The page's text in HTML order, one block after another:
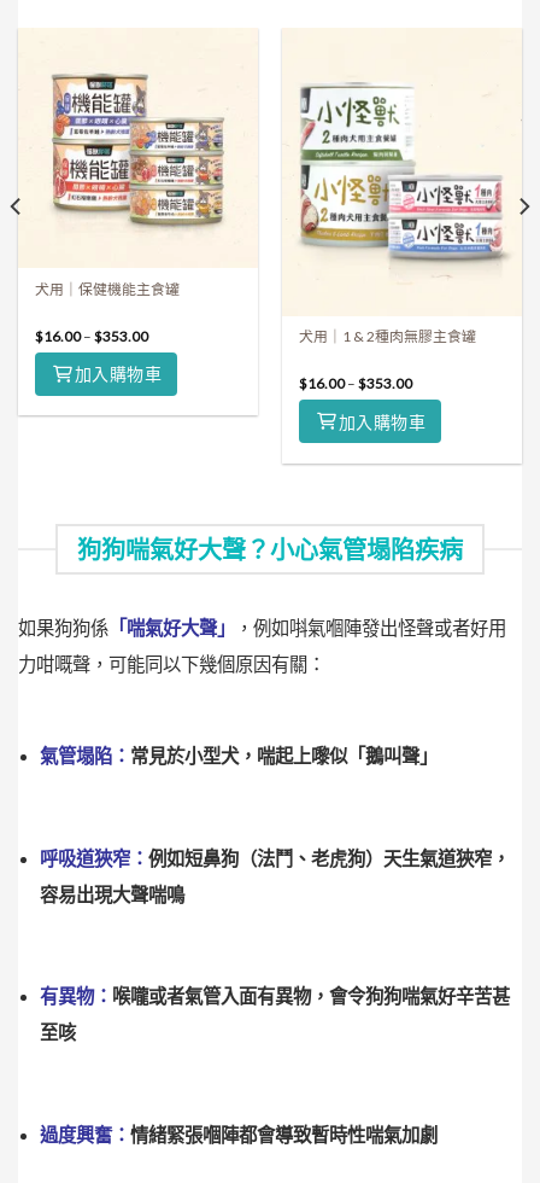
犬用｜保健機能主食罐
$16.00–$353.00
加入購物車
犬用｜1 & 2種肉無膠主食罐
$16.00–$353.00
加入購物車
狗狗喘氣好大聲？小心氣管塌陷疾病
如果狗狗係 「喘氣好大聲」
，例如唞氣嗰陣發出怪聲或者好用
力咁嘅聲，可能同以下幾個原因有關：
氣管塌陷： 常見於小型犬，喘起上嚟似「鵝叫聲」
呼吸道狹窄：例如短鼻狗（法鬥、老虎狗）天生氣道狹窄，
容易出現大聲喘鳴
有異物： 喉嚨或者氣管入面有異物，會令狗狗喘氣好辛苦甚
至咳
過度興奮：情緒緊張嗰陣都會導致暫時性喘氣加劇